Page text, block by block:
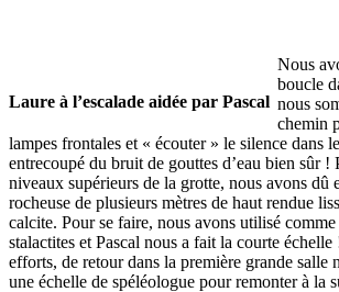
Laure à l’escalade aidée par Pascal
Nous
boucle
nous
chemin
lampes frontales et « écouter » le silence dans
entrecoupé du bruit de gouttes d’eau bien sûr !
niveaux supérieurs de la grotte, nous avons dû
rocheuse de plusieurs mètres de haut rendue
calcite. Pour se faire, nous avons utilisé comme
stalactites et Pascal nous a fait la courte échelle
efforts, de retour dans la première grande salle
une échelle de spéléologue pour remonter à la